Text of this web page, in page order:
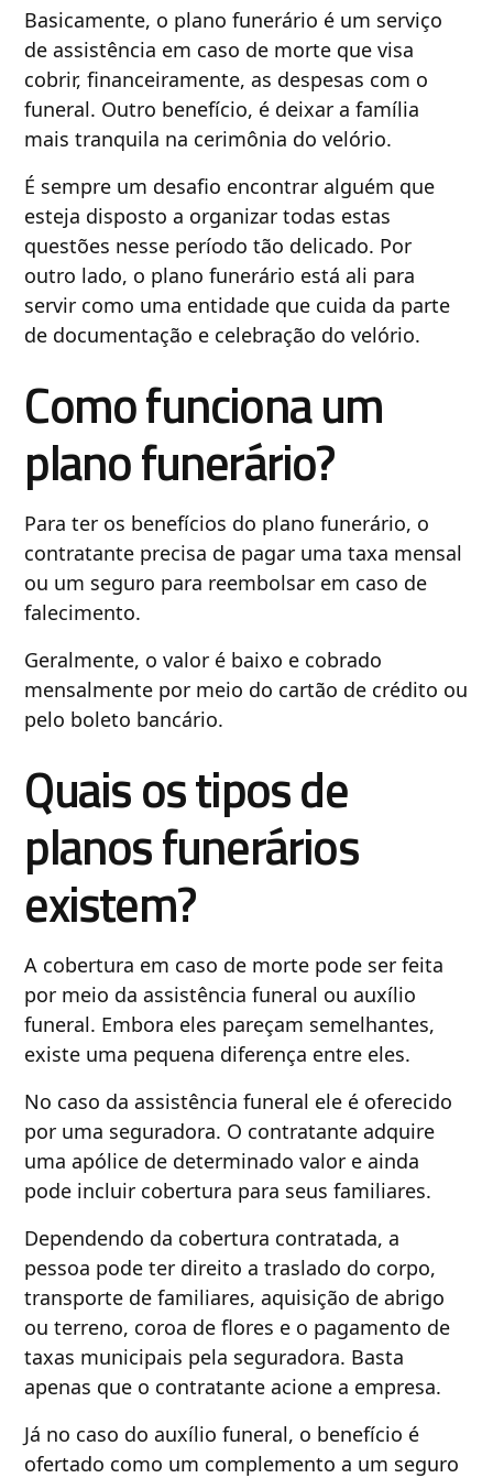
Basicamente, o plano funerário é um serviço
de assistência em caso de morte que visa
cobrir, financeiramente, as despesas com o
funeral. Outro benefício, é deixar a família
mais tranquila na cerimônia do velório.
É sempre um desafio encontrar alguém que
esteja disposto a organizar todas estas
questões nesse período tão delicado. Por
outro lado, o plano funerário está ali para
servir como uma entidade que cuida da parte
de documentação e celebração do velório.
Como funciona um
plano funerário?
Para ter os benefícios do plano funerário, o
contratante precisa de pagar uma taxa mensal
ou um seguro para reembolsar em caso de
falecimento.
Geralmente, o valor é baixo e cobrado
mensalmente por meio do cartão de crédito ou
pelo boleto bancário.
Quais os tipos de
planos funerários
existem?
A cobertura em caso de morte pode ser feita
por meio da assistência funeral ou auxílio
funeral. Embora eles pareçam semelhantes,
existe uma pequena diferença entre eles.
No caso da assistência funeral ele é oferecido
por uma seguradora. O contratante adquire
uma apólice de determinado valor e ainda
pode incluir cobertura para seus familiares.
Dependendo da cobertura contratada, a
pessoa pode ter direito a traslado do corpo,
transporte de familiares, aquisição de abrigo
ou terreno, coroa de flores e o pagamento de
taxas municipais pela seguradora. Basta
apenas que o contratante acione a empresa.
Já no caso do auxílio funeral, o benefício é
ofertado como um complemento a um seguro